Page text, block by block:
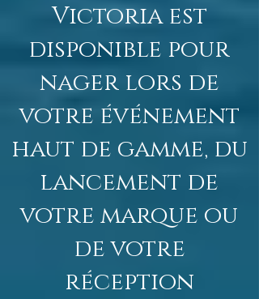
Victoria est
disponible pour
nager lors de
votre événement
haut de gamme, du
lancement de
votre marque ou
de votre
réception